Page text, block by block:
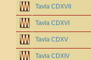
Tavla CDXVII
Tavla CDXVI
Tavla CDXV
Tavla CDXIV